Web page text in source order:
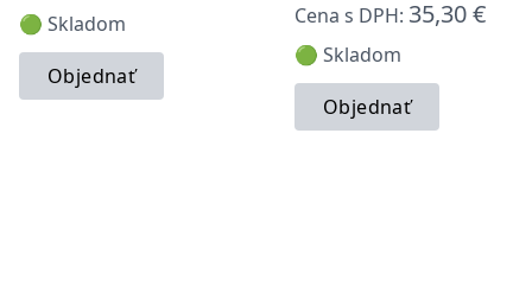
🟢 Skladom
Objednať
Cena s DPH: 35,30 €
🟢 Skladom
Objednať